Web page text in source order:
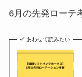
6月の先発ローテ
あわせて読みたい